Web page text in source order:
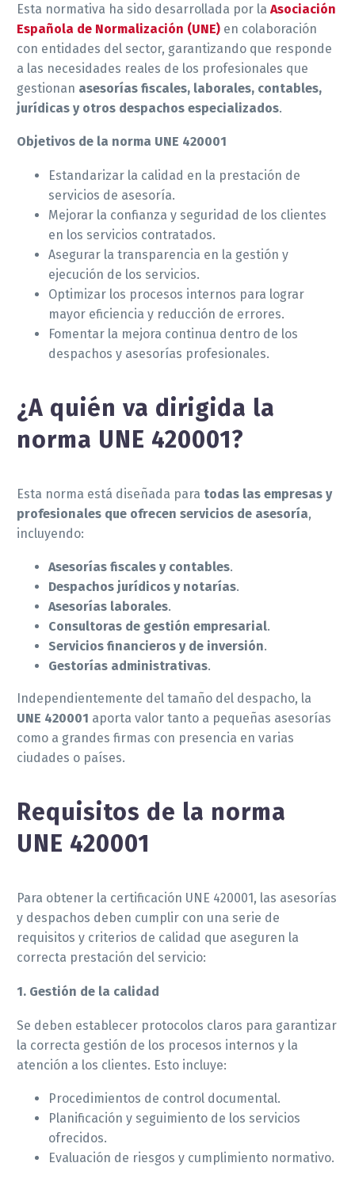
Esta normativa ha sido desarrollada por la Asociación
Española de Normalización (UNE) en colaboración
con entidades del sector, garantizando que responde
a las necesidades reales de los profesionales que
gestionan asesorías fiscales, laborales, contables,
jurídicas y otros despachos especializados.
Objetivos de la norma UNE 420001
Estandarizar la calidad en la prestación de
servicios de asesoría.
Mejorar la confianza y seguridad de los clientes
en los servicios contratados.
Asegurar la transparencia en la gestión y
ejecución de los servicios.
Optimizar los procesos internos para lograr
mayor eficiencia y reducción de errores.
Fomentar la mejora continua dentro de los
despachos y asesorías profesionales.
¿A quién va dirigida la
norma UNE 420001?
Esta norma está diseñada para todas las empresas y
profesionales que ofrecen servicios de asesoría,
incluyendo:
Asesorías fiscales y contables.
Despachos jurídicos y notarías.
Asesorías laborales.
Consultoras de gestión empresarial.
Servicios financieros y de inversión.
Gestorías administrativas.
Independientemente del tamaño del despacho, la
UNE 420001 aporta valor tanto a pequeñas asesorías
como a grandes firmas con presencia en varias
ciudades o países.
Requisitos de la norma
UNE 420001
Para obtener la certificación UNE 420001, las asesorías
y despachos deben cumplir con una serie de
requisitos y criterios de calidad que aseguren la
correcta prestación del servicio:
1. Gestión de la calidad
Se deben establecer protocolos claros para garantizar
la correcta gestión de los procesos internos y la
atención a los clientes. Esto incluye:
Procedimientos de control documental.
Planificación y seguimiento de los servicios
ofrecidos.
Evaluación de riesgos y cumplimiento normativo.